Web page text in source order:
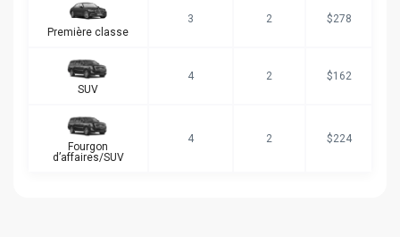
Première classe
3 2 $278
SUV
4 2 $162
Fourgon
d’affaires/SUV
4 2 $224